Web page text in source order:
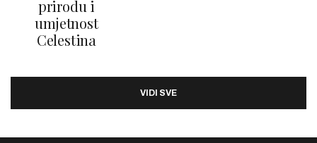
prirodu i
umjetnost
Celestina
VIDI SVE